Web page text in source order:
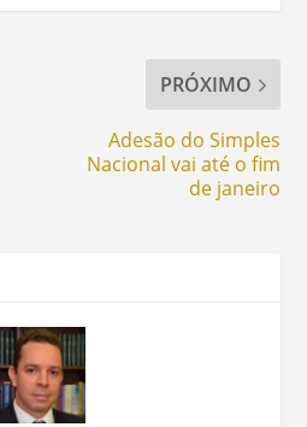
PRÓXIMO
Adesão do Simples
Nacional vai até o fim
de janeiro